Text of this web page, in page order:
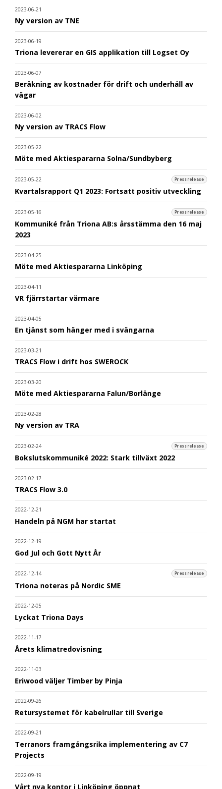
2023-06-21
Ny version av TNE
2023-06-19
Triona levererar en GIS applikation till Logset Oy
2023-06-07
Beräkning av kostnader för drift och underhåll av
vägar
2023-06-02
Ny version av TRACS Flow
2023-05-22
Möte med Aktiespararna Solna/Sundbyberg
2023-05-22 Pressrelease
Kvartalsrapport Q1 2023: Fortsatt positiv utveckling
2023-05-16 Pressrelease
Kommuniké från Triona AB:s årsstämma den 16 maj
2023
2023-04-25
Möte med Aktiespararna Linköping
2023-04-11
VR fjärrstartar värmare
2023-04-05
En tjänst som hänger med i svängarna
2023-03-21
TRACS Flow i drift hos SWEROCK
2023-03-20
Möte med Aktiespararna Falun/Borlänge
2023-02-28
Ny version av TRA
2023-02-24 Pressrelease
Bokslutskommuniké 2022: Stark tillväxt 2022
2023-02-17
TRACS Flow 3.0
2022-12-21
Handeln på NGM har startat
2022-12-19
God Jul och Gott Nytt År
2022-12-14 Pressrelease
Triona noteras på Nordic SME
2022-12-05
Lyckat Triona Days
2022-11-17
Årets klimatredovisning
2022-11-03
Eriwood väljer Timber by Pinja
2022-09-26
Retursystemet för kabelrullar till Sverige
2022-09-21
Terranors framgångsrika implementering av C7
Projects
2022-09-19
Vårt nya kontor i Linköping öppnat